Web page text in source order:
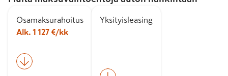
Osamaksurahoitus
Alk. 1 127 €/kk
Yksityisleasing